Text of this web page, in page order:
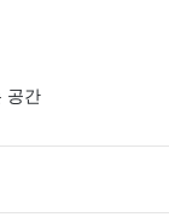
공간